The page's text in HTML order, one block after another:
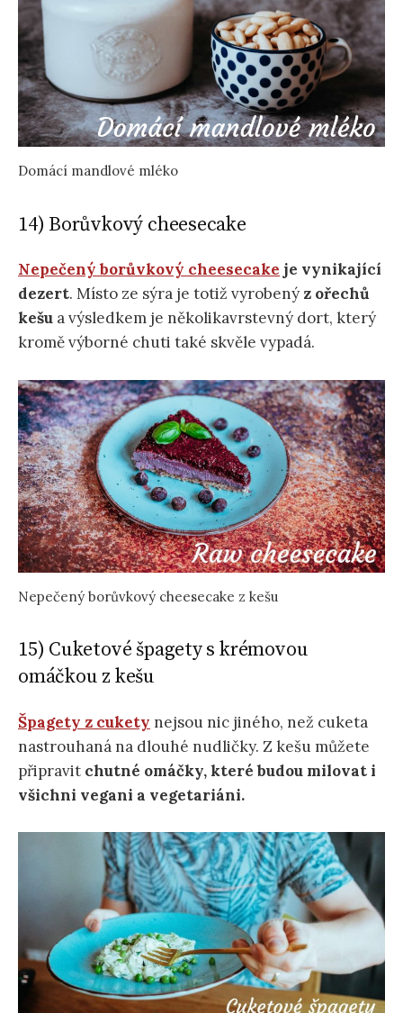
Domácí mandlové mléko
14) Borůvkový cheesecake
Nepečený borůvkový cheesecake je vynikající
dezert. Místo ze sýra je totiž vyrobený z ořechů
kešu a výsledkem je několikavrstevný dort, který
kromě výborné chuti také skvěle vypadá.
Nepečený borůvkový cheesecake z kešu
15) Cuketové špagety s krémovou
omáčkou z kešu
Špagety z cukety nejsou nic jiného, než cuketa
nastrouhaná na dlouhé nudličky. Z kešu můžete
připravit chutné omáčky, které budou milovat i
všichni vegani a vegetariáni.